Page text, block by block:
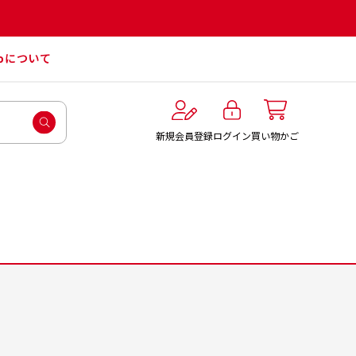
ついて
新規会員登録ログイン買い物かご